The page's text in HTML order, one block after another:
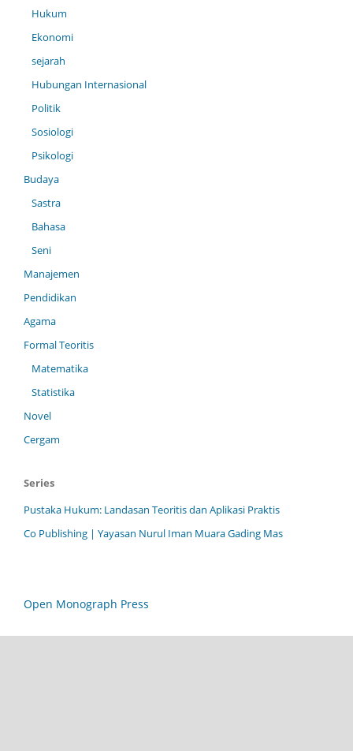
Hukum
Ekonomi
sejarah
Hubungan Internasional
Politik
Sosiologi
Psikologi
Budaya
Sastra
Bahasa
Seni
Manajemen
Pendidikan
Agama
Formal Teoritis
Matematika
Statistika
Novel
Cergam
Series
Pustaka Hukum: Landasan Teoritis dan Aplikasi Praktis
Co Publishing | Yayasan Nurul Iman Muara Gading Mas
Open Monograph Press